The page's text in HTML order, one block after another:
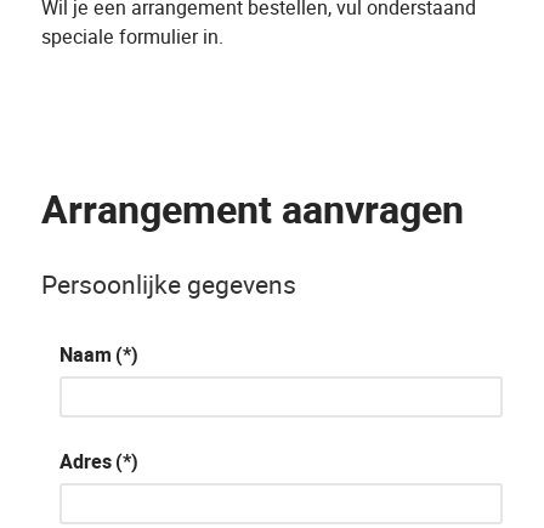
Wil je een arrangement bestellen, vul onderstaand
speciale formulier in.
Arrangement aanvragen
Persoonlijke gegevens
Naam (*)
Adres(*)